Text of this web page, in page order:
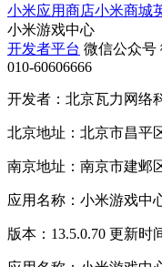
小米应用商店小米商城
小米游戏中心
开发者平台 微信公众号
010-60606666
开发者：北京瓦力网络
北京地址：北京市昌平
南京地址：南京市建邺
应用名称：小米游戏中
版本：13.5.0.70 更新时